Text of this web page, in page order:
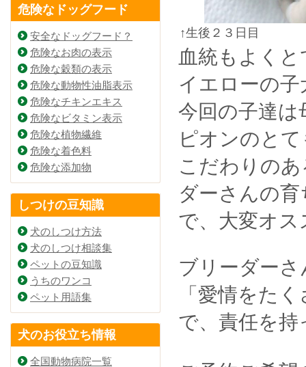
↑生後２３日目
血統もよく
イエローの
今回の子達は
ピオンのと
こだわりの
ダーさんの
で、大変オ
ブリーダーさ
「愛情をた
で、責任を
危険なドッグフード
安全なドッグフード？
危険なお肉の表示
危険な穀類の表示
危険な動物性油脂表示
危険なチキンエキス
危険なビタミン表示
危険な植物繊維
危険な着色料
危険な添加物
しつけの豆知識
犬のしつけ方法
犬のしつけ相談集
ペットの豆知識
うちのワンコ
ペット用語集
犬のお役立ち情報
全国動物病院一覧